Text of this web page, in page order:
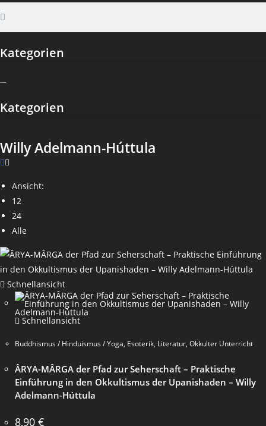
Kategorien
Kategorien
Willy Adelmann-Húttula
Ansicht:
12
24
Alle
Schnellansicht
Schnellansicht
Buddhismus / Hinduismus / Yoga, Esoterik, Literatur, Okkulter Unterricht
ÂRYA-MÂRGA der Pfad zur Seherschaft – Praktische
Einführung in den Okkultismus der Upanishaden – Willy
Adelmann-Húttula
8,90 €